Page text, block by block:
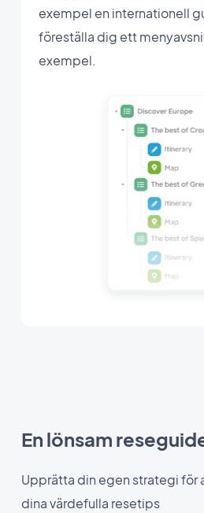
exempel en internationell
föreställa dig ett
exempel.
En lönsam
Upprätta din egen strategi för
dina värdefulla resetips